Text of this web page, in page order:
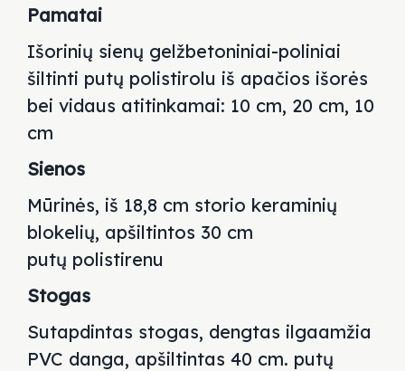
Pamatai
Išorinių sienų gelžbetoniniai-poliniai
šiltinti putų polistirolu iš apačios išorės
bei vidaus atitinkamai: 10 cm, 20 cm, 10
cm
Sienos
Mūrinės, iš 18,8 cm storio keraminių
blokelių, apšiltintos 30 cm
putų polistirenu
Stogas
Sutapdintas stogas, dengtas ilgaamžia
PVC danga, apšiltintas 40 cm. putų